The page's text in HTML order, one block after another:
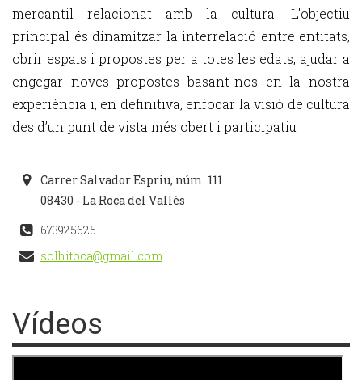
mercantil relacionat amb la cultura. L’objectiu
principal és dinamitzar la interrelació entre entitats,
obrir espais i propostes per a totes les edats, ajudar a
engegar noves propostes basant-nos en la nostra
experiència i, en definitiva, enfocar la visió de cultura
des d’un punt de vista més obert i participatiu
Carrer Salvador Espriu, núm. 111
08430 - La Roca del Vallès
673925625
solhitoca@gmail.com
Vídeos